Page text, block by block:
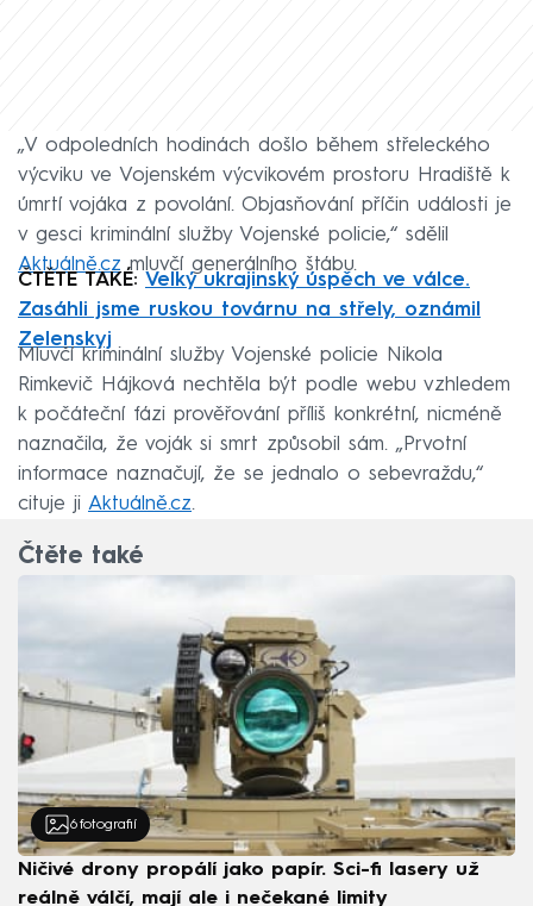
„V odpoledních hodinách došlo během střeleckého
výcviku ve Vojenském výcvikovém prostoru Hradiště k
úmrtí vojáka z povolání. Objasňování příčin události je
v gesci kriminální služby Vojenské policie,“ sdělil
Aktuálně.cz mluvčí generálního štábu.
ČTĚTE TAKÉ: Velký ukrajinský úspěch ve válce.
Zasáhli jsme ruskou továrnu na střely, oznámil
Zelenskyj
Mluvčí kriminální služby Vojenské policie Nikola
Rimkevič Hájková nechtěla být podle webu vzhledem
k počáteční fázi prověřování příliš konkrétní, nicméně
naznačila, že voják si smrt způsobil sám. „Prvotní
informace naznačují, že se jednalo o sebevraždu,“
cituje ji Aktuálně.cz.
Čtěte také
6 fotografií
Ničivé drony propálí jako papír. Sci-fi lasery už
reálně válčí, mají ale i nečekané limity